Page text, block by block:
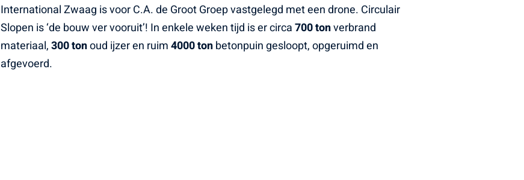
International Zwaag is voor C.A. de Groot Groep vastgelegd met een drone. Circulair
Slopen is ‘de bouw ver vooruit’! In enkele weken tijd is er circa700 tonverbrand
materiaal,300 tonoud ijzer en ruim4000 tonbetonpuin gesloopt, opgeruimd en
afgevoerd.